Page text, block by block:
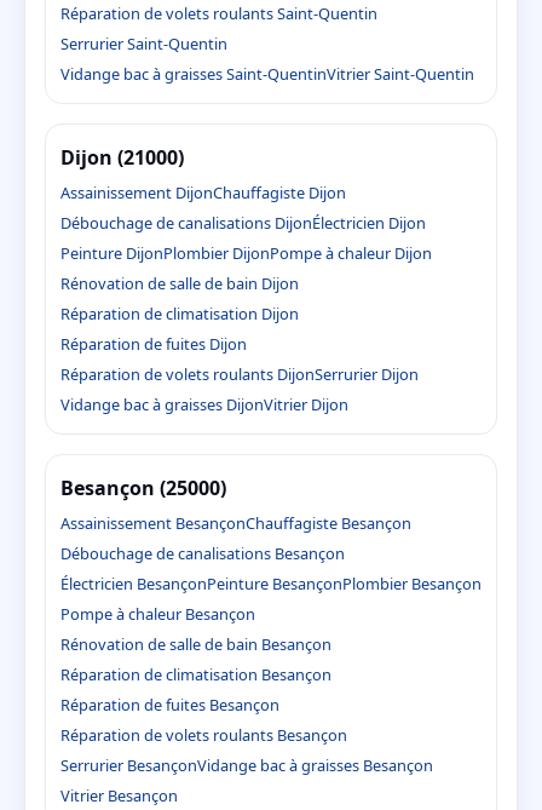
Réparation de volets roulants Saint-Quentin
Serrurier Saint-Quentin
Vidange bac à graisses Saint-QuentinVitrier Saint-Quentin
Dijon (21000)
Assainissement DijonChauffagiste Dijon
Débouchage de canalisations DijonÉlectricien Dijon
Peinture DijonPlombier DijonPompe à chaleur Dijon
Rénovation de salle de bain Dijon
Réparation de climatisation Dijon
Réparation de fuites Dijon
Réparation de volets roulants DijonSerrurier Dijon
Vidange bac à graisses DijonVitrier Dijon
Besançon (25000)
Assainissement BesançonChauffagiste Besançon
Débouchage de canalisations Besançon
Électricien BesançonPeinture BesançonPlombier Besançon
Pompe à chaleur Besançon
Rénovation de salle de bain Besançon
Réparation de climatisation Besançon
Réparation de fuites Besançon
Réparation de volets roulants Besançon
Serrurier BesançonVidange bac à graisses Besançon
Vitrier Besançon